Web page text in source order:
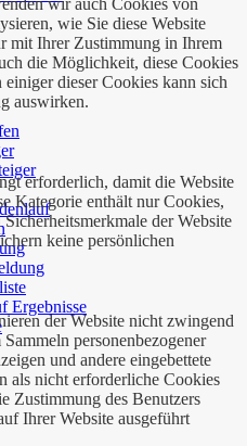
Ergebnisse
wie Sie diese Website
mit Ihrer Zustimmung in Ihrem
die Möglichkeit, diese Cookies
dieser Cookies kann sich
auswirken.
erforderlich, damit die Website
Kategorie enthält nur Cookies,
der Website
keine persönlichen
der Website nicht zwingend
personenbezogener
und andere eingebettete
als nicht erforderliche Cookies
Zustimmung des Benutzers
Ihrer Website ausgeführt